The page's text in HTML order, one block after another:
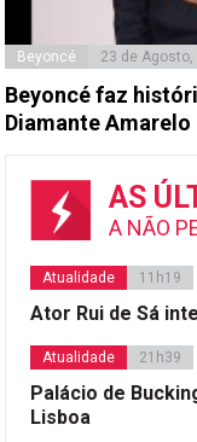
Beyoncé 23 de Agosto,
Beyoncé faz
Diamante
AS
A NÃO
Atualidade 11h19
Ator Rui de Sá
Atualidade 21h39
Palácio de
Lisboa